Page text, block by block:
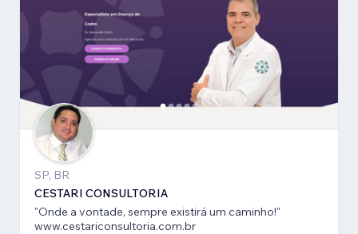
SP, BR
CESTARI CONSULTORIA
"Onde a vontade, sempre existirá um caminho!"
www.cestariconsultoria.com.br